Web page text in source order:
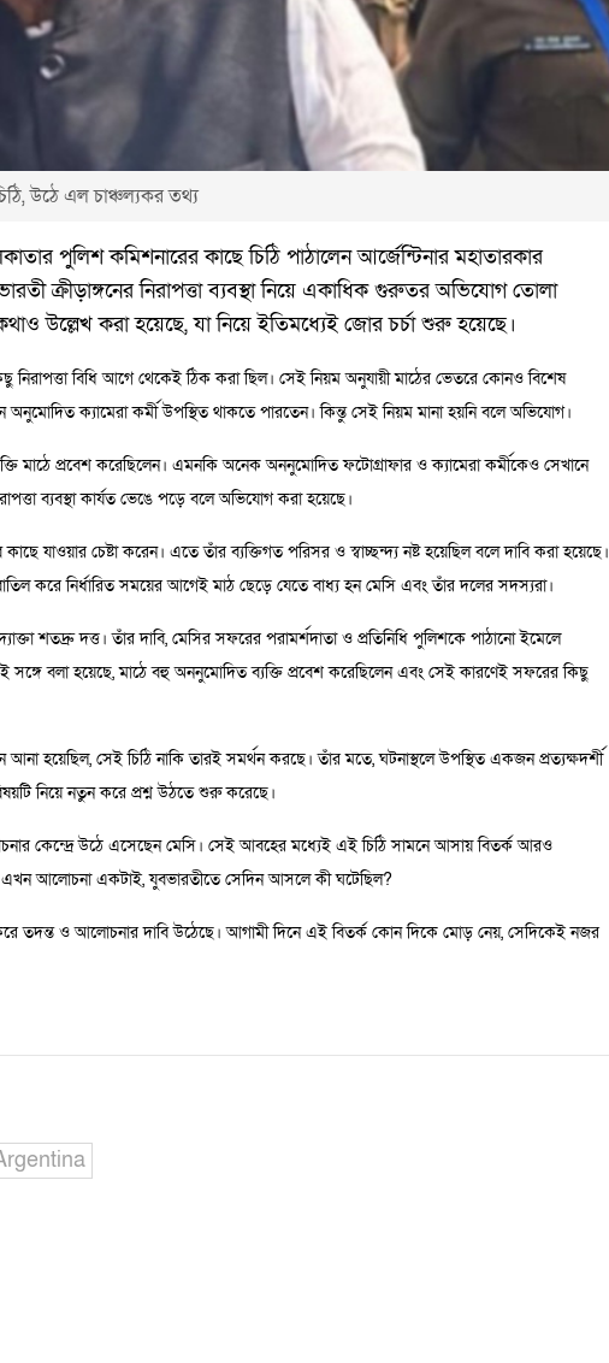
উঠে এল চাঞ্চল্যকর তথ্য
পুলিশ কমিশনারের কাছে চিঠি পাঠালেন আর্জেন্টিনার মহাতারকার
ক্রীড়াঙ্গনের নিরাপত্তা ব্যবস্থা নিয়ে একাধিক গুরুতর অভিযোগ তোলা
উল্লেখ করা হয়েছে, যা নিয়ে ইতিমধ্যেই জোর চর্চা শুরু হয়েছে।
নিরাপত্তা বিধি আগে থেকেই ঠিক করা ছিল। সেই নিয়ম অনুযায়ী মাঠের ভেতরে কোনও বিশেষ
ক্যামেরা কর্মী উপস্থিত থাকতে পারতেন। কিন্তু সেই নিয়ম মানা হয়নি বলে অভিযোগ।
মাঠে প্রবেশ করেছিলেন। এমনকি অনেক অননুমোদিত ফটোগ্রাফার ও ক্যামেরা কর্মীকেও সেখানে
ব্যবস্থা কার্যত ভেঙে পড়ে বলে অভিযোগ করা হয়েছে।
যাওয়ার চেষ্টা করেন। এতে তাঁর ব্যক্তিগত পরিসর ও স্বাচ্ছন্দ্য নষ্ট হয়েছিল বলে দাবি করা হয়েছে।
করে নির্ধারিত সময়ের আগেই মাঠ ছেড়ে যেতে বাধ্য হন মেসি এবং তাঁর দলের সদস্যরা।
শতদ্রু দত্ত। তাঁর দাবি, মেসির সফরের পরামর্শদাতা ও প্রতিনিধি পুলিশকে পাঠানো ইমেলে
সঙ্গে বলা হয়েছে, মাঠে বহু অননুমোদিত ব্যক্তি প্রবেশ করেছিলেন এবং সেই কারণেই সফরের কিছু
হয়েছিল, সেই চিঠি নাকি তারই সমর্থন করছে। তাঁর মতে, ঘটনাস্থলে উপস্থিত একজন প্রত্যক্ষদর্শী
নিয়ে নতুন করে প্রশ্ন উঠতে শুরু করেছে।
কেন্দ্রে উঠে এসেছেন মেসি। সেই আবহের মধ্যেই এই চিঠি সামনে আসায় বিতর্ক আরও
আলোচনা একটাই, যুবভারতীতে সেদিন আসলে কী ঘটেছিল?
তদন্ত ও আলোচনার দাবি উঠেছে। আগামী দিনে এই বিতর্ক কোন দিকে মোড় নেয়, সেদিকেই নজর